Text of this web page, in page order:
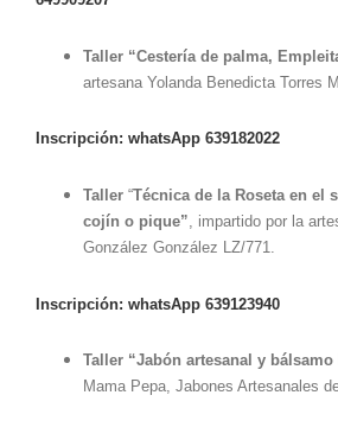
Taller “Cestería de palma,
artesana Yolanda Benedicta Torres
Inscripción: whatsApp 639182022
Taller“Técnica de la Roseta en el
cojín o pique” , impartido por la
González González LZ/771.
Inscripción: whatsApp 639123940
Taller “Jabón artesanal y bálsamo
Mama Pepa, Jabones Artesanales